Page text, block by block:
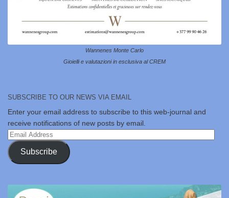
Wannenes Monte Carlo
Gioielli e valutazioni in esclusiva al CREM
SUBSCRIBE TO OUR NEWS VIA EMAIL
Enter your email address to subscribe to this web-journal and
receive notifications of new posts by email.
Email
Address
Subscribe